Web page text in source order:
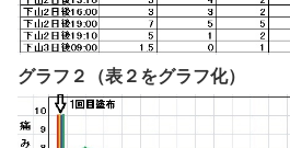
グラフ２（表２をグラフ化）